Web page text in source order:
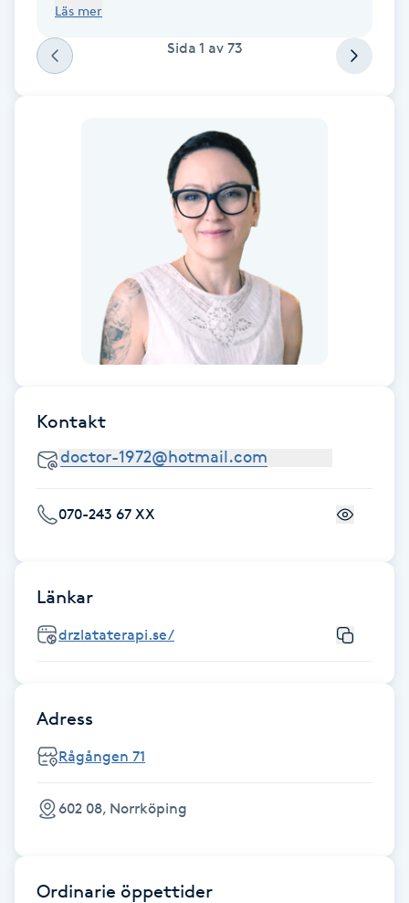
Färgning
Föning
G
Gellack med förstärkning
Gravidmassage
Gruppträning
Gua Sha-massage
Headspa
Healing
Herrklippning
HIFU
Hot Stone Massage
otroligt duktig – jag går alltid därifrån med en
Läs mer
Sida 1 av 73
Kontakt
070-243 67 XX
Länkar
drzlataterapi.se/
Adress
Rågången 71
602 08, Norrköping
Ordinarie öppettider